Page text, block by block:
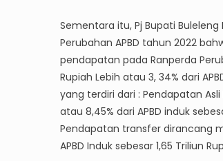
Sementara itu, Pj Bupati
Perubahan APBD tahun 2022
pendapatan pada Ranperda
Rupiah Lebih atau 3, 34% dari
yang terdiri dari : Pendapatan
atau 8,45% dari APBD induk
Pendapatan transfer dirancang
APBD Induk sebesar 1,65 Triliun